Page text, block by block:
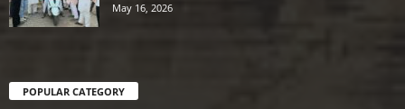
May 16, 2026
POPULAR CATEGORY